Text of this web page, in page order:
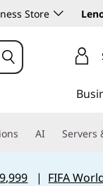
Store
AI Servers
| FIFA